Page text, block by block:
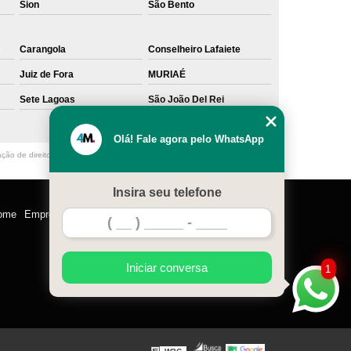
Sion São Bento
Carangola Conselheiro Lafaiete
Juiz de Fora MURIAÉ
Sete Lagoas São João Del Rei
de direito autoral – artigo 184 do Código Penal –
Empresa Serviços
1
Olá! Fale agora pelo WhatsApp
Insira seu telefone
Iniciar conversa